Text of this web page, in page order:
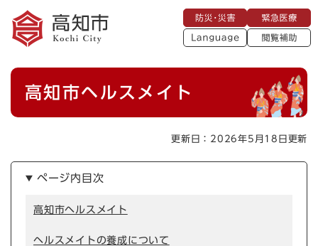
メニューを飛ばして本文へ
災
・
災
急
医
療
L
a
g
閲
助
本
高知市ヘルスメイト
更新日：2026年5月18日更新
ページ内目次
高知市ヘルスメイト
ヘルスメイトの養成について